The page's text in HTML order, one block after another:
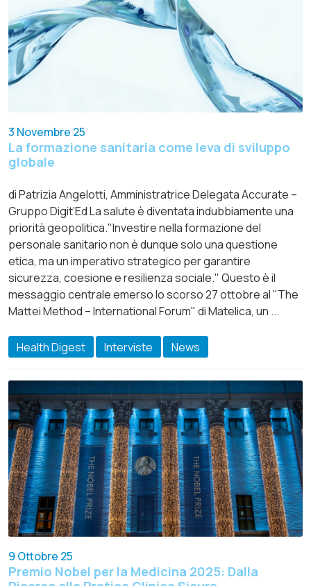
3 Novembre 25
La formazione sanitaria come leva di sviluppo
globale
di Patrizia Angelotti, Amministratrice Delegata Accurate –
Gruppo Digit’Ed La salute è diventata indubbiamente una
priorità geopolitica."Investire nella formazione del
personale sanitario non è dunque solo una questione
etica, ma un imperativo strategico per garantire
sicurezza, coesione e resilienza sociale." Questo è il
messaggio centrale emerso lo scorso 27 ottobre al "The
Mattei Method – International Forum" di Matelica, un ...
Health Digest Interviste News
9 Ottobre 25
Premio Nobel per la Medicina 2025: Dalla